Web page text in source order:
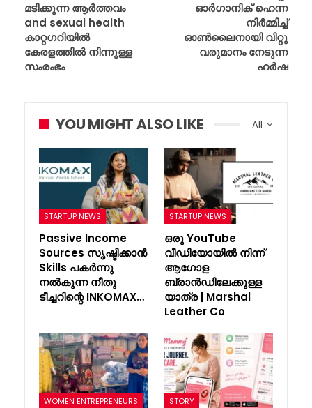
മടിക്കുന്ന ആർത്തവം
and sexual health
കാറ്റഗറിയിൽ
കേരളത്തിൽ നിന്നുള്ള
സംരംഭം
ഓർഗാനിക് ഹെന്ന
നിർമ്മിച്ച്
ഓൺലൈനായി വിറ്റു
വരുമാനം നേടുന്ന
ഹർഷ
All
YOU MIGHT ALSO LIKE
STARTUP NEWS
Passive Income
Sources സൃഷ്ടിക്കാൻ
Skills പകർന്നു
നൽകുന്ന നീതു
ടീച്ചറിന്റെ INKOMAX…
STARTUP NEWS
ഒരു YouTube
വീഡിയോയിൽ നിന്ന്
ആഗോള
ബ്രാൻഡിലേക്കുള്ള
യാത്ര | Marshal
Leather Co
WOMEN ENTREPRENEURS STORY